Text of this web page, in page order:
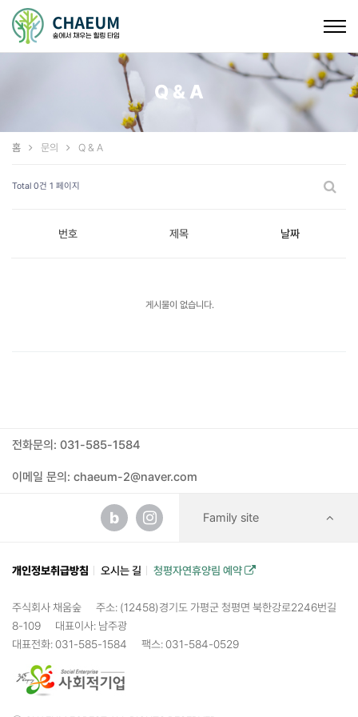
Q & A
홈 문의 Q & A
Total 0건 1 페이지
번호 제목 날짜
게시물이 없습니다.
전화문의: 031-585-1584
이메일 문의: chaeum-2@naver.com
b Family site
개인정보취급방침 오시는 길 청평자연휴양림 예약
주식회사 채움숲
주소: (12458)경기도 가평군 청평면 북한강로2246번길
8-109
대표이사: 남주광
대표전화: 031-585-1584
팩스: 031-584-0529